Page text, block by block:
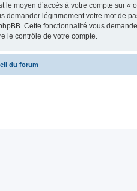
le moyen d’accès à votre compte sur
demander légitimement votre mot de
Cette fonctionnalité vous
le contrôle de votre compte.
du forum